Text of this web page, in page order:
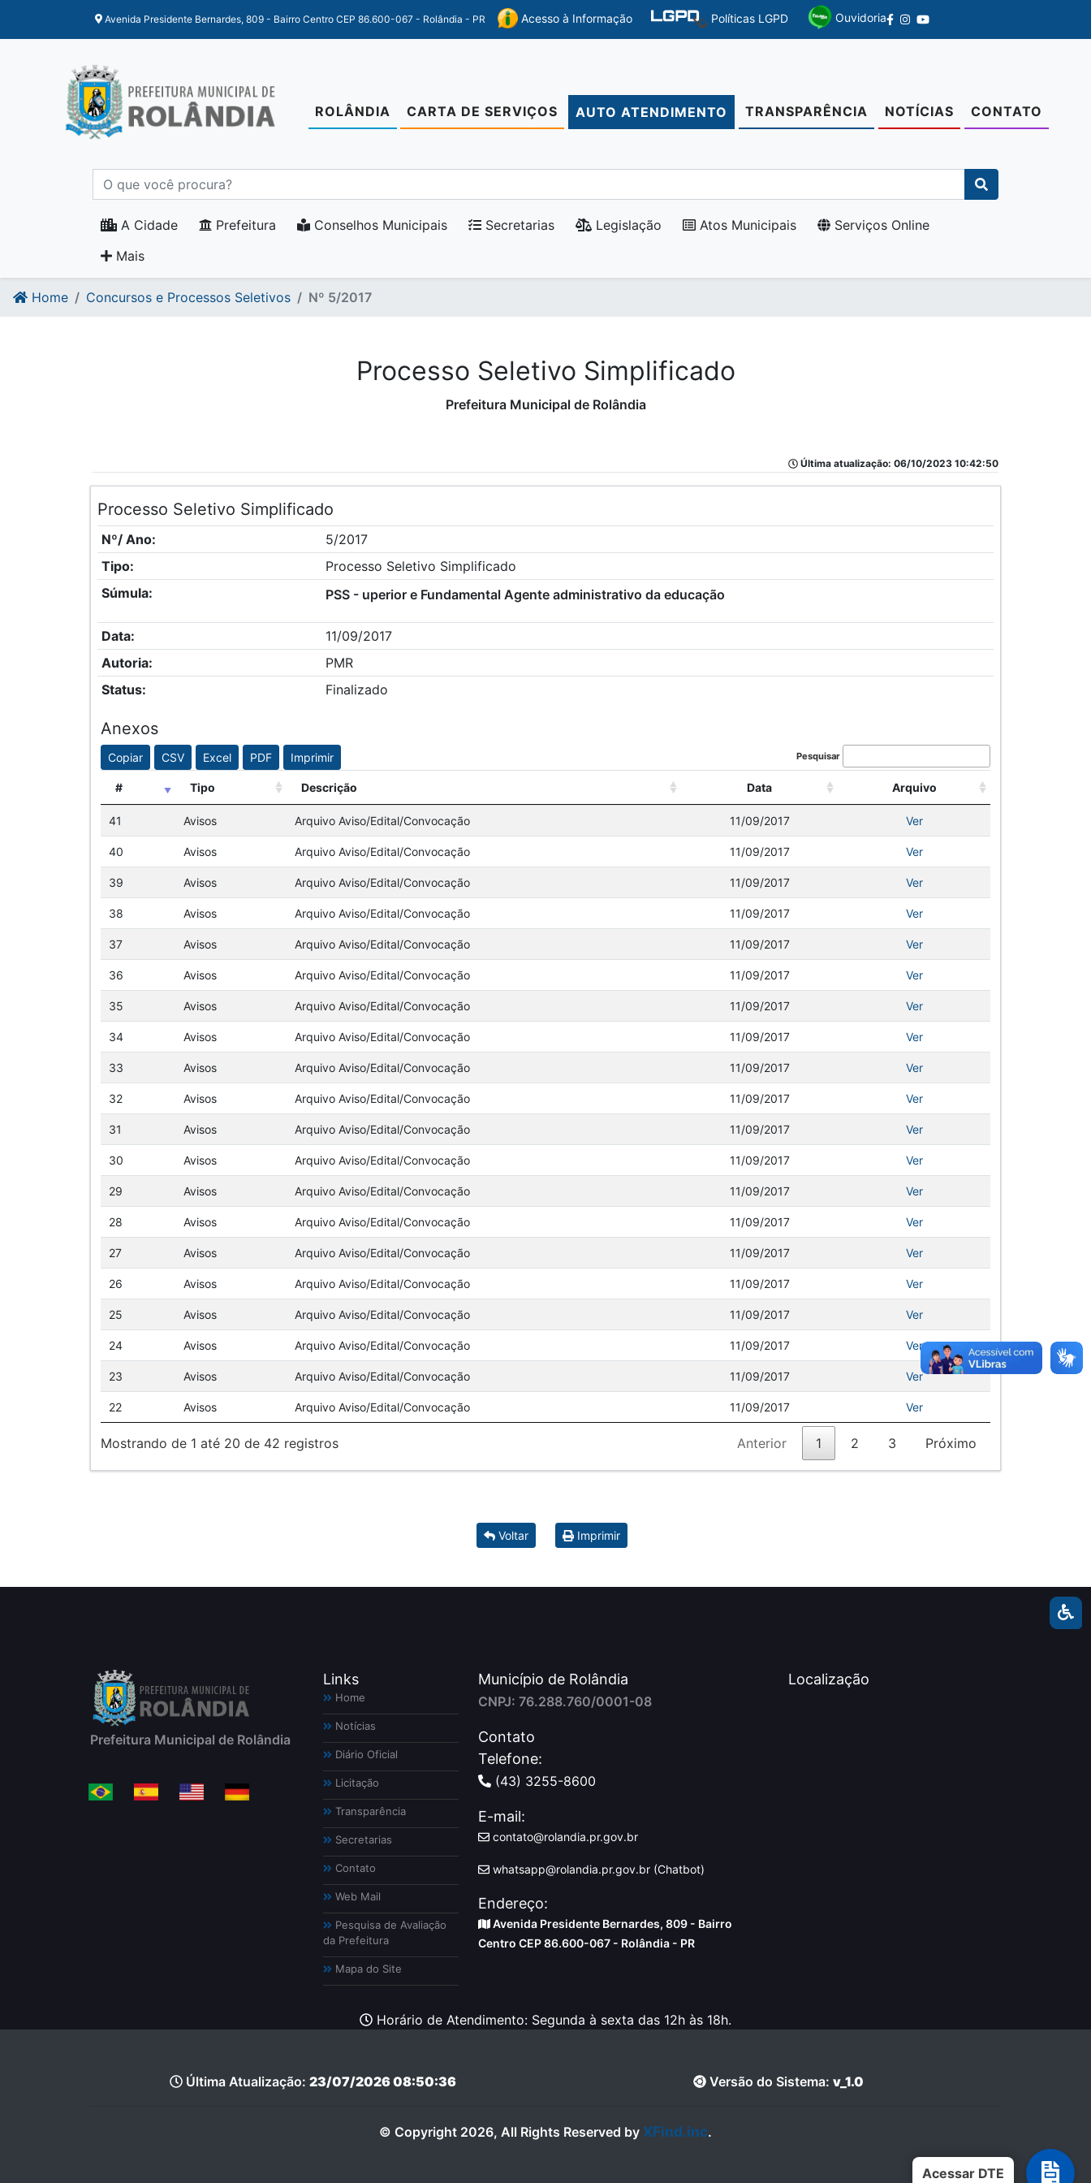
Avenida Presidente Bernardes, 809 - Bairro Centro CEP 86.600-067 - Rolândia - PR Acesso à Informação Políticas LGPD Ouvidoria
ROLÂNDIA CARTA DE SERVIÇOS AUTO ATENDIMENTO TRANSPARÊNCIA NOTÍCIAS CONTATO
A Cidade Prefeitura Conselhos Municipais Secretarias Legislação Atos Municipais
Serviços Online
Mais
Home Concursos e Processos Seletivos Nº 5/2017
Processo Seletivo Simplificado
Prefeitura Municipal de Rolândia
Última atualização: 06/10/2023 10:42:50
Processo Seletivo Simplificado
Nº/ Ano:
5/2017
Tipo:
Processo Seletivo Simplificado
Súmula:
PSS - uperior e Fundamental Agente administrativo da educação
Data:
11/09/2017
Autoria:
PMR
Status:
Finalizado
Anexos
Copiar CSV Excel PDF Imprimir Pesquisar
# Tipo Descrição Data Arquivo
41 Avisos Arquivo Aviso/Edital/Convocação 11/09/2017 Ver
40 Avisos Arquivo Aviso/Edital/Convocação 11/09/2017 Ver
39 Avisos Arquivo Aviso/Edital/Convocação 11/09/2017 Ver
38 Avisos Arquivo Aviso/Edital/Convocação 11/09/2017 Ver
37 Avisos Arquivo Aviso/Edital/Convocação 11/09/2017 Ver
36 Avisos Arquivo Aviso/Edital/Convocação 11/09/2017 Ver
35 Avisos Arquivo Aviso/Edital/Convocação 11/09/2017 Ver
34 Avisos Arquivo Aviso/Edital/Convocação 11/09/2017 Ver
33 Avisos Arquivo Aviso/Edital/Convocação 11/09/2017 Ver
32 Avisos Arquivo Aviso/Edital/Convocação 11/09/2017 Ver
31 Avisos Arquivo Aviso/Edital/Convocação 11/09/2017 Ver
30 Avisos Arquivo Aviso/Edital/Convocação 11/09/2017 Ver
29 Avisos Arquivo Aviso/Edital/Convocação 11/09/2017 Ver
28 Avisos Arquivo Aviso/Edital/Convocação 11/09/2017 Ver
27 Avisos Arquivo Aviso/Edital/Convocação 11/09/2017 Ver
26 Avisos Arquivo Aviso/Edital/Convocação 11/09/2017 Ver
25 Avisos Arquivo Aviso/Edital/Convocação 11/09/2017 Ver
24 Avisos Arquivo Aviso/Edital/Convocação 11/09/2017 Ver
23 Avisos Arquivo Aviso/Edital/Convocação 11/09/2017 Ver
22 Avisos Arquivo Aviso/Edital/Convocação 11/09/2017 Ver
Mostrando de 1 até 20 de 42 registros Anterior 1 2 3 Próximo
Voltar Imprimir
Acessar DTE
Prefeitura Municipal de Rolândia
Links
Home
Notícias
Diário Oficial
Licitação
Transparência
Secretarias
Contato
Web Mail
Pesquisa de Avaliação
da Prefeitura
Mapa do Site
Município de Rolândia
CNPJ: 76.288.760/0001-08
Contato
Telefone:
(43) 3255-8600
E-mail:
contato@rolandia.pr.gov.br
whatsapp@rolandia.pr.gov.br (Chatbot)
Endereço:
Avenida Presidente Bernardes, 809 - Bairro
Centro CEP 86.600-067 - Rolândia - PR
Localização
Horário de Atendimento: Segunda à sexta das 12h às 18h.
Última Atualização: 23/07/2026 08:50:36 Versão do Sistema: v_1.0
© Copyright 2026, All Rights Reserved by XFind.inc.